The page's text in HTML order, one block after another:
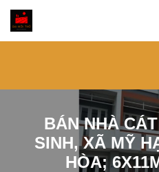
BÁN NHÀ
SINH, XÃ MỸ
HÒA;